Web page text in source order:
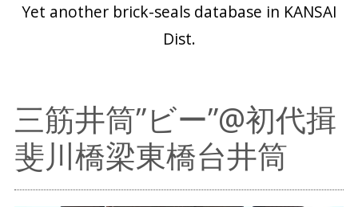
Yet another brick-seals database in KANSAI
Dist.
三筋井筒”ビー”@初代揖
斐川橋梁東橋台井筒